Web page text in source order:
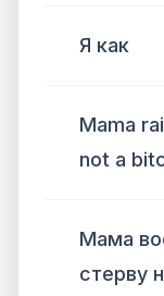
Я как
Mama
not a
Мама
стерву